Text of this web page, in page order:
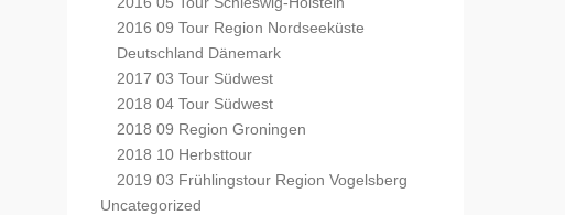
2016 09 Tour Region Nordseeküste
Deutschland Dänemark
2017 03 Tour Südwest
2018 04 Tour Südwest
2018 09 Region Groningen
2018 10 Herbsttour
2019 03 Frühlingstour Region Vogelsberg
Uncategorized